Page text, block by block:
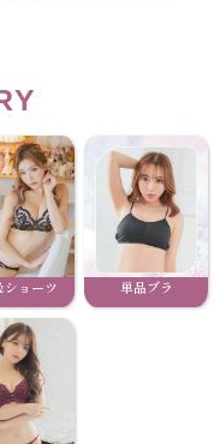
ショーツ 単品ブラ